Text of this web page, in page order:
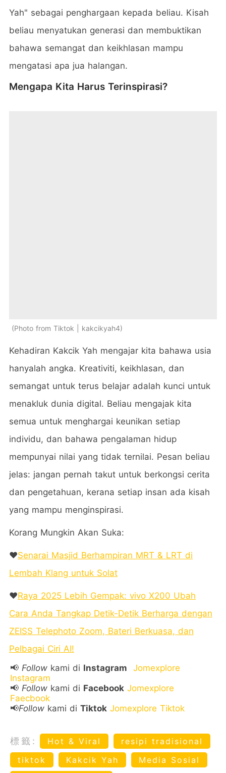
Yah" sebagai penghargaan kepada beliau. Kisah
beliau menyatukan generasi dan membuktikan
bahawa semangat dan keikhlasan mampu
mengatasi apa jua halangan.
Mengapa Kita Harus Terinspirasi?
Photo from Tiktok | kakcikyah4
Kehadiran Kakcik Yah mengajar kita bahawa usia
hanyalah angka. Kreativiti, keikhlasan, dan
semangat untuk terus belajar adalah kunci untuk
menakluk dunia digital. Beliau mengajak kita
semua untuk menghargai keunikan setiap
individu, dan bahawa pengalaman hidup
mempunyai nilai yang tidak ternilai. Pesan beliau
jelas: jangan pernah takut untuk berkongsi cerita
dan pengetahuan, kerana setiap insan ada kisah
yang mampu menginspirasi.
Korang Mungkin Akan Suka:
❤️Senarai Masjid Berhampiran MRT & LRT di
Lembah Klang untuk Solat
❤️Raya 2025 Lebih Gempak: vivo X200 Ubah
Cara Anda Tangkap Detik-Detik Berharga dengan
ZEISS Telephoto Zoom, Bateri Berkuasa, dan
Pelbagai Ciri AI!
📢 Follow kami di Instagram
Jomexplore
Instagram
📢 Follow kami di Facebook Jomexplore
Faecbook
📢Follow kami di Tiktok Jomexplore Tiktok
標籤: Hot & Viral
resipi tradisional
tiktok
Kakcik Yah
Media Sosial